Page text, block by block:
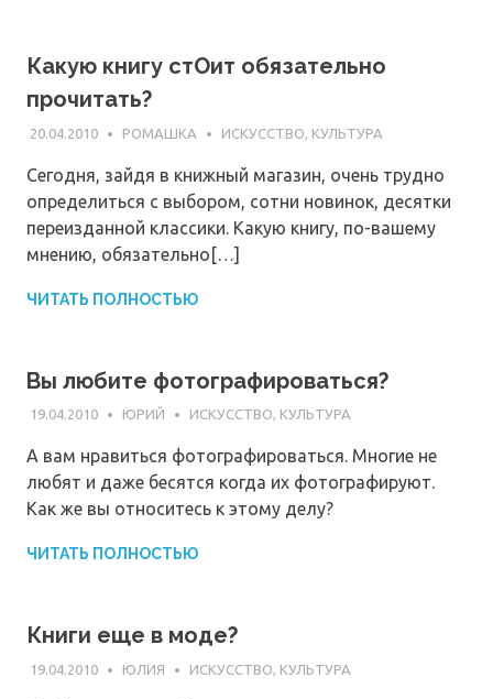
Какую книгу стОит обязательно
прочитать?
20.04.2010 РОМАШКА ИСКУССТВО, КУЛЬТУРА
Сегодня, зайдя в книжный магазин, очень трудно
определиться с выбором, сотни новинок, десятки
переизданной классики. Какую книгу, по-вашему
мнению, обязательно[…]
ЧИТАТЬ ПОЛНОСТЬЮ
Вы любите фотографироваться?
19.04.2010 ЮРИЙ ИСКУССТВО, КУЛЬТУРА
А вам нравиться фотографироваться. Многие не
любят и даже бесятся когда их фотографируют.
Как же вы относитесь к этому делу?
ЧИТАТЬ ПОЛНОСТЬЮ
Книги еще в моде?
19.04.2010 ЮЛИЯ ИСКУССТВО, КУЛЬТУРА